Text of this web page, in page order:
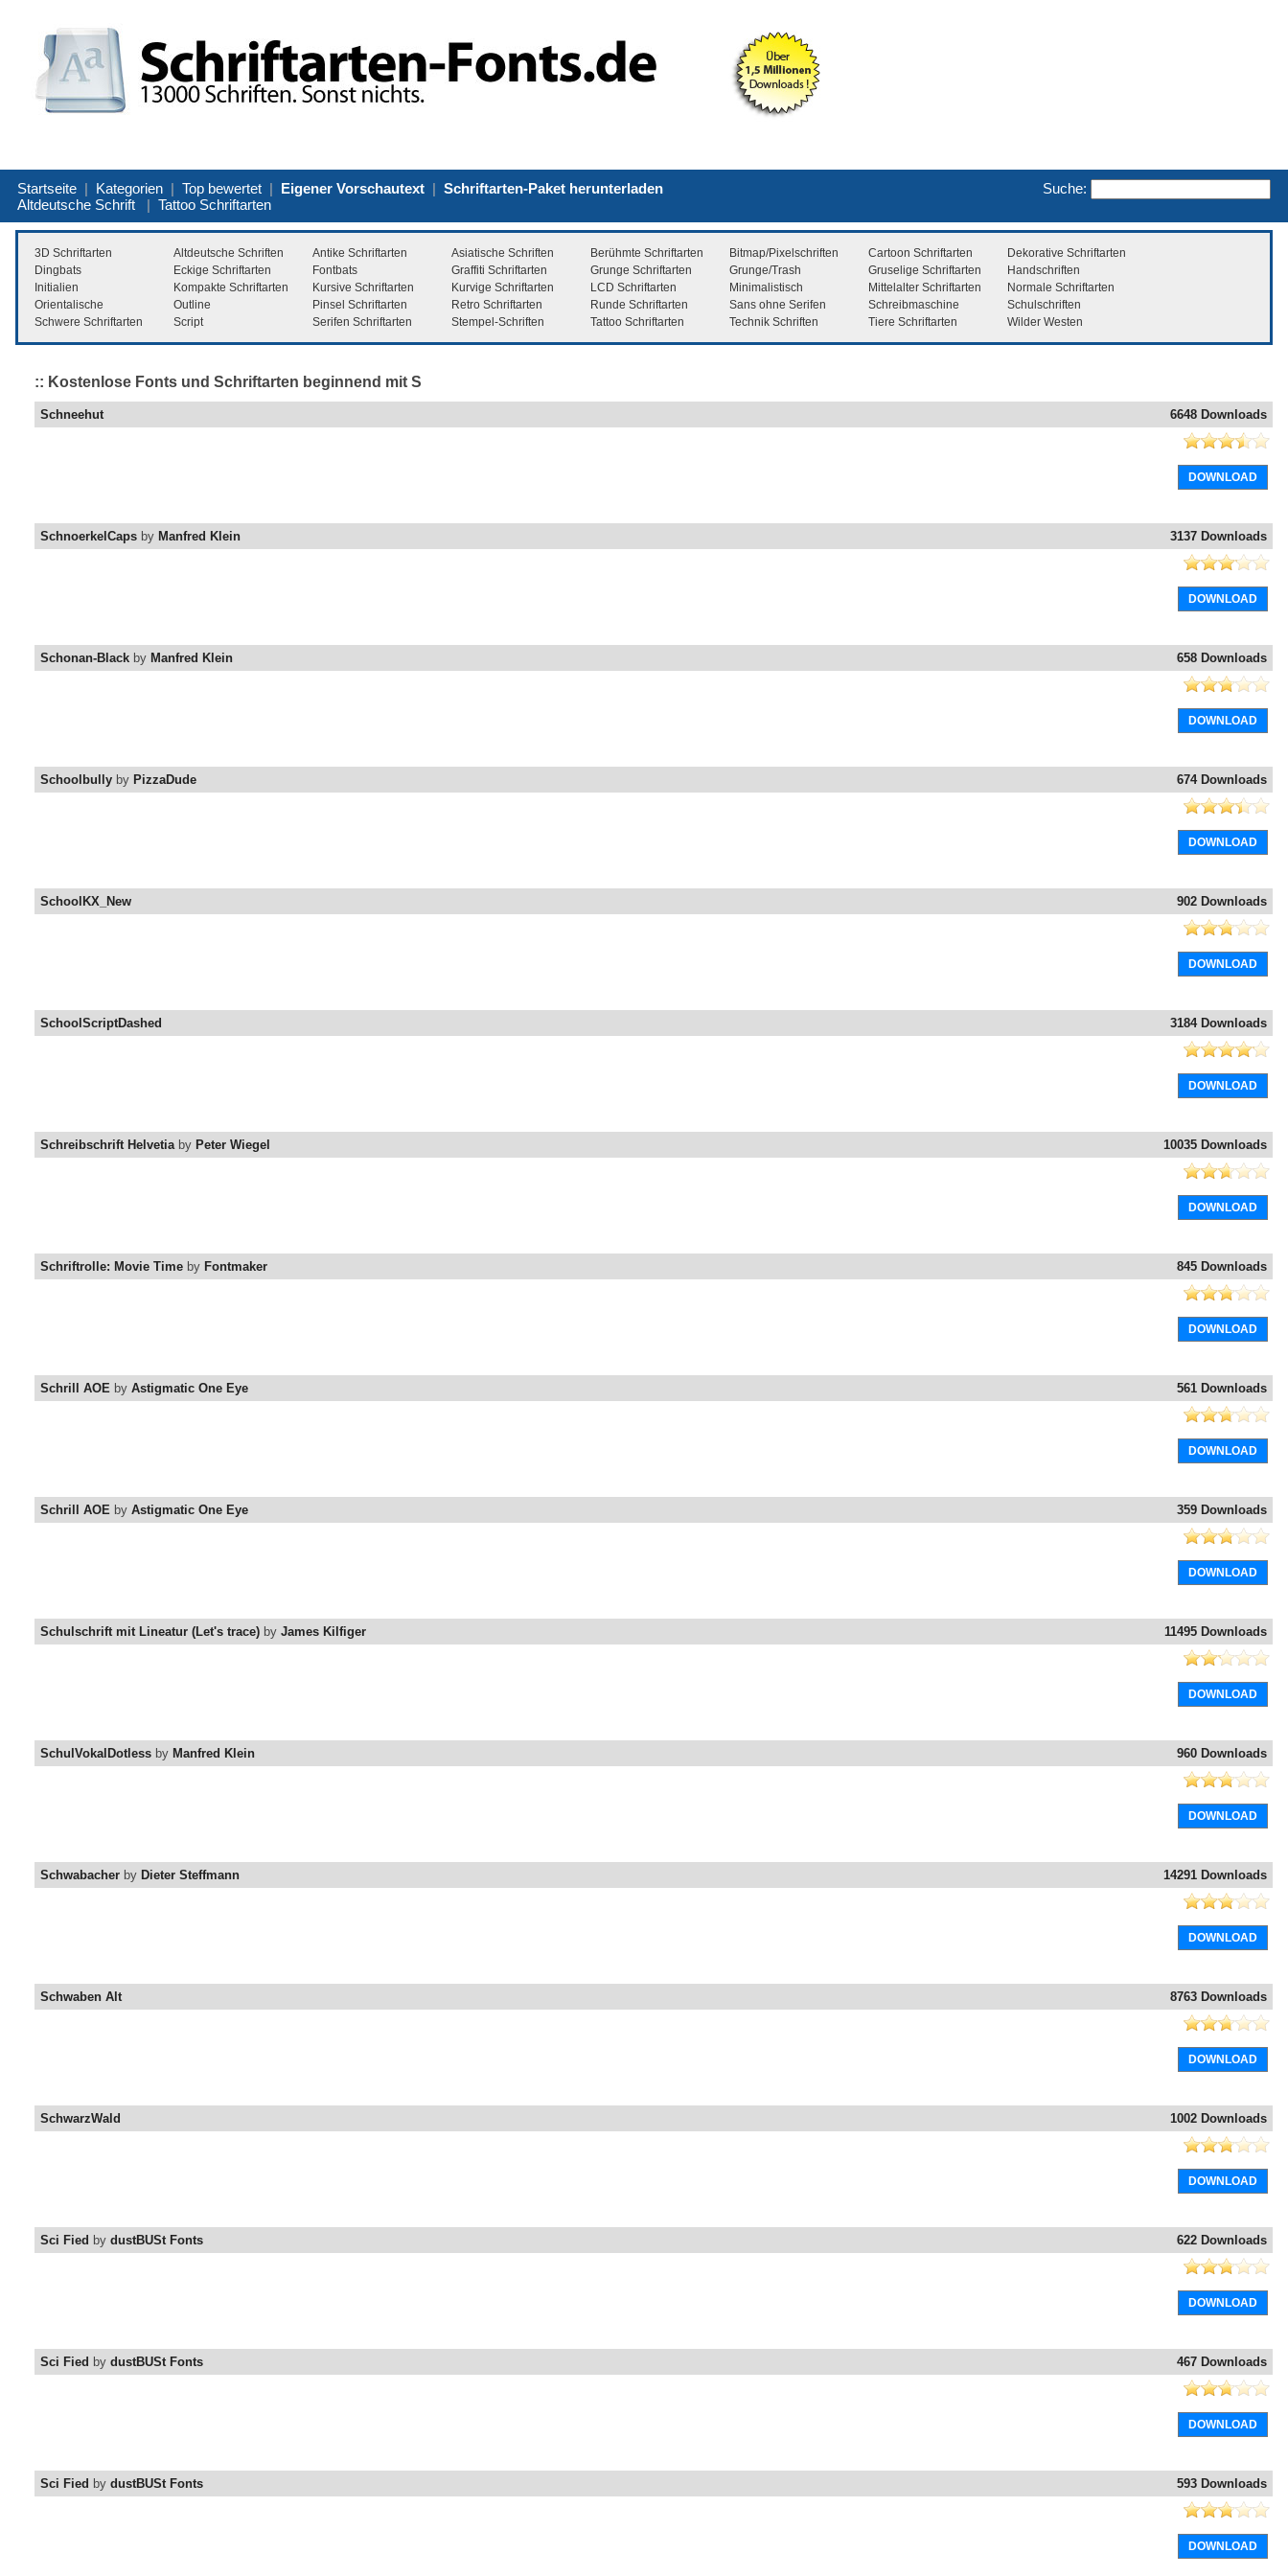
Suche:
Startseite | Kategorien | Top bewertet | Eigener Vorschautext | Schriftarten-Paket herunterladen
Altdeutsche Schrift | Tattoo Schriftarten
3D Schriftarten Altdeutsche Schriften Antike Schriftarten Asiatische Schriften Berühmte Schriftarten Bitmap/Pixelschriften Cartoon Schriftarten
Dekorative Schriftarten
Dingbats
Eckige Schriftarten Fontbats Graffiti Schriftarten Grunge Schriftarten Grunge/Trash Gruselige Schriftarten
Handschriften
Initialien
Kompakte Schriftarten Kursive Schriftarten Kurvige Schriftarten LCD Schriftarten Minimalistisch Mittelalter Schriftarten
Normale Schriftarten
Orientalische
Outline Pinsel Schriftarten Retro Schriftarten Runde Schriftarten Sans ohne Serifen Schreibmaschine
Schulschriften
Schwere Schriftarten
Script Serifen Schriftarten Stempel-Schriften Tattoo Schriftarten Technik Schriften Tiere Schriftarten Wilder Westen
:: Kostenlose Fonts und Schriftarten beginnend mit S
6648 Downloads
Schneehut
DOWNLOAD
3137 Downloads
SchnoerkelCaps by Manfred Klein
DOWNLOAD
658 Downloads
Schonan-Black by Manfred Klein
DOWNLOAD
674 Downloads
Schoolbully by PizzaDude
DOWNLOAD
902 Downloads
SchoolKX_New
DOWNLOAD
3184 Downloads
SchoolScriptDashed
DOWNLOAD
10035 Downloads
Schreibschrift Helvetiaby Peter Wiegel
DOWNLOAD
845 Downloads
Schriftrolle: Movie Time by Fontmaker
DOWNLOAD
561 Downloads
Schrill AOE by Astigmatic One Eye
DOWNLOAD
359 Downloads
Schrill AOE by Astigmatic One Eye
DOWNLOAD
11495 Downloads
Schulschrift mit Lineatur (Let's trace) by James Kilfiger
DOWNLOAD
960 Downloads
SchulVokalDotless by Manfred Klein
DOWNLOAD
14291 Downloads
Schwabacher by Dieter Steffmann
DOWNLOAD
8763 Downloads
Schwaben Alt
DOWNLOAD
1002 Downloads
SchwarzWald
DOWNLOAD
622 Downloads
Sci Fied by dustBUSt Fonts
DOWNLOAD
467 Downloads
Sci Fied by dustBUSt Fonts
DOWNLOAD
593 Downloads
Sci Fied by dustBUSt Fonts
DOWNLOAD